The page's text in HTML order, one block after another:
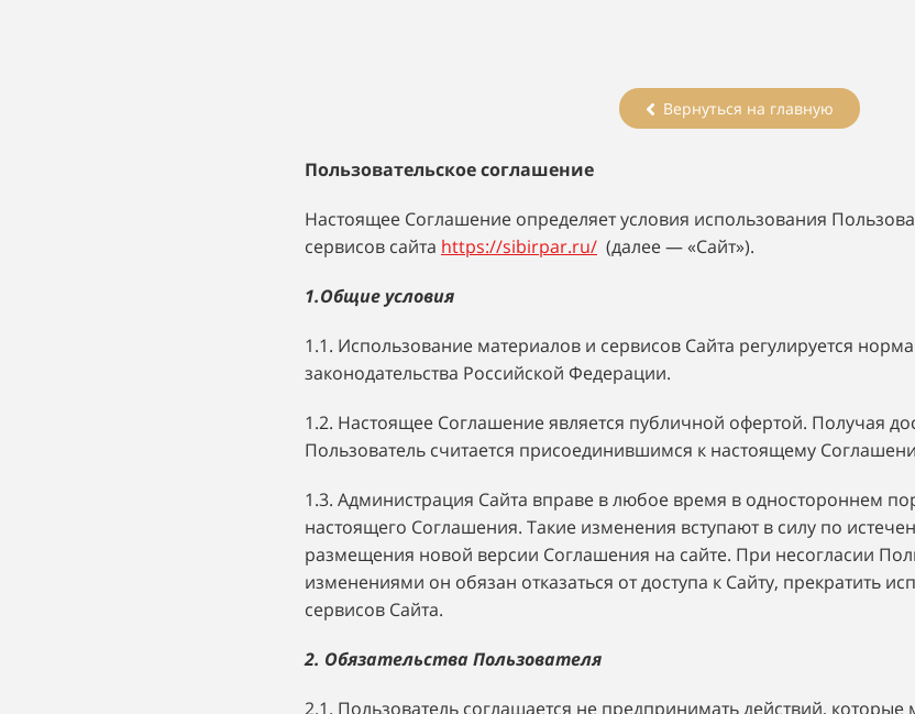
Вернуться на главную
Пользовательское соглашение
Настоящее Соглашение определяет условия использования
сервисов сайта https://sibirpar.ru/ (далее — «Сайт»).
1.Общие условия
1.1. Использование материалов и сервисов Сайта регулируется
законодательства Российской Федерации.
1.2. Настоящее Соглашение является публичной офертой. Получая
Пользователь считается присоединившимся к настоящему
1.3. Администрация Сайта вправе в любое время в одностороннем
настоящего Соглашения. Такие изменения вступают в силу по
размещения новой версии Соглашения на сайте. При несогласии
изменениями он обязан отказаться от доступа к Сайту, прекратить
сервисов Сайта.
2. Обязательства Пользователя
2.1. Пользователь соглашается не предпринимать действий, которые